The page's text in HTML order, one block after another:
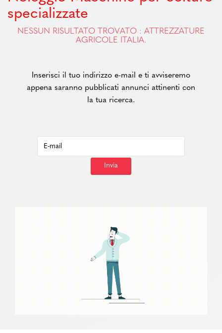
specializzate
NESSUN RISULTATO TROVATO : ATTREZZATURE
AGRICOLE ITALIA.
Inserisci il tuo indirizzo e-mail e ti avviseremo
appena saranno pubblicati annunci attinenti con
la tua ricerca.
Invia